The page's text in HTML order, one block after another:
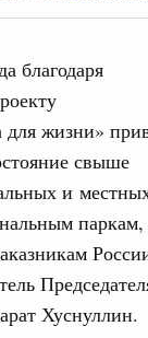
благодаря
для жизни»
свыше
и
паркам,
Хуснуллин.
их
образование